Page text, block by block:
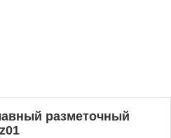
разметочный